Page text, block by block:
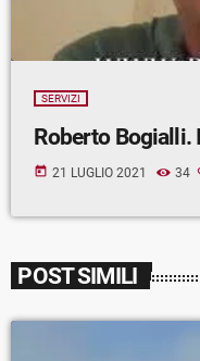
SERVIZI
Roberto Bogialli.
today 21 LUGLIO 2021 34
POST SIMILI